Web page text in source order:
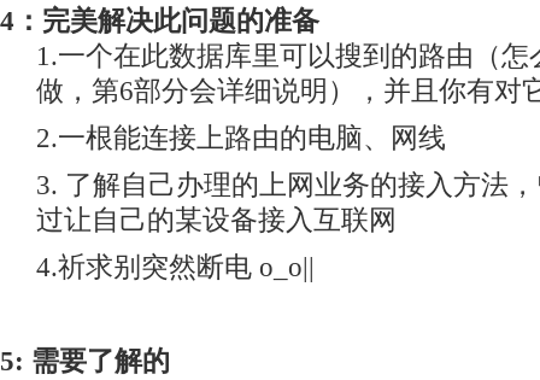
4：完美解决此问题的准备
1.一个在此数据库里可以搜到的路由（
做，第6部分会详细说明），并且你有对
2.一根能连接上路由的电脑、网线
3. 了解自己办理的上网业务的接入方法
过让自己的某设备接入互联网
4.祈求别突然断电 o_o||
5: 需要了解的